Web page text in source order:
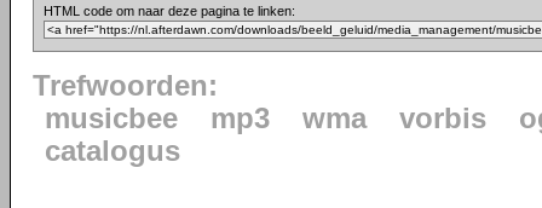
HTML code om naar deze pagina te linken:
Trefwoorden:
musicbee
mp3 wma vorbis
catalogus